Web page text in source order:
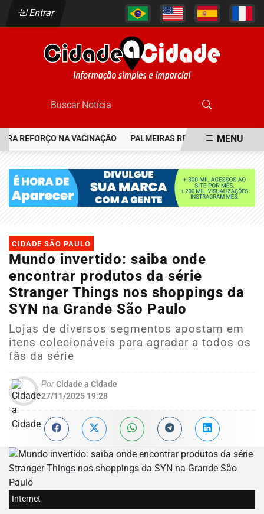
Entrar
REFORÇO NA VACINAÇÃO PALMEIRAS RESGATA JOIA DO
MENU
CIDADE SÃO PAULO
Mundo invertido: saiba onde
encontrar produtos da série
Stranger Things nos shoppings da
SYN na Grande São Paulo
Lojas de diversos segmentos apostam em
itens colecionáveis para agradar a todos os
fãs da série
PorCidade a Cidade
27/11/2025 19:28
Internet